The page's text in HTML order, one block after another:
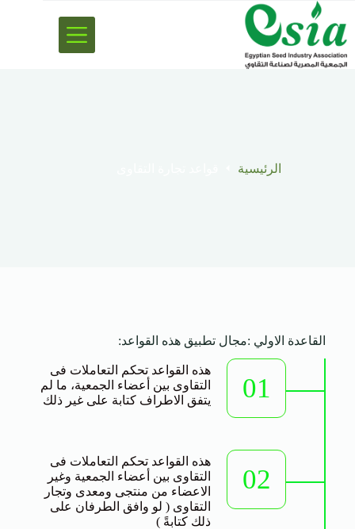
الرئيسية
القاعدة الاولي :مجال تطبيق هذه القواعد:
01
هذه القواعد تحكم التعاملات فى
التقاوى بين أعضاء الجمعية، ما لم
يتفق الاطراف كتابة على غير ذلك
02
هذه القواعد تحكم التعاملات فى
التقاوى بين أعضاء الجمعية وغير
الاعضاء من منتجى ومعدى وتجار
التقاوى ( لو وافق الطرفان على
ذلك كتابةً )